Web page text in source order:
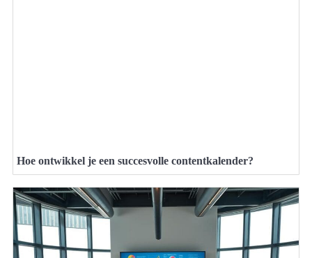
Hoe ontwikkel je een succesvolle contentkalender?